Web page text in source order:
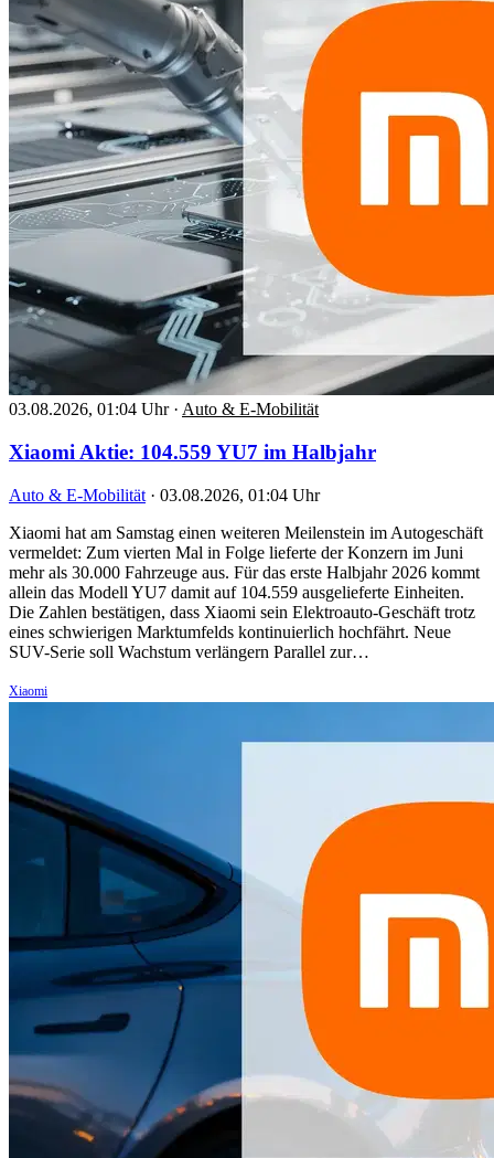
03.08.2026, 01:04 Uhr · Auto & E-Mobilität
Xiaomi Aktie: 104.559 YU7 im Halbjahr
Auto & E-Mobilität · 03.08.2026, 01:04 Uhr
Xiaomi hat am Samstag einen weiteren Meilenstein im Autogeschäft
vermeldet: Zum vierten Mal in Folge lieferte der Konzern im Juni
mehr als 30.000 Fahrzeuge aus. Für das erste Halbjahr 2026 kommt
allein das Modell YU7 damit auf 104.559 ausgelieferte Einheiten.
Die Zahlen bestätigen, dass Xiaomi sein Elektroauto-Geschäft trotz
eines schwierigen Marktumfelds kontinuierlich hochfährt. Neue
SUV-Serie soll Wachstum verlängern Parallel zur…
Xiaomi